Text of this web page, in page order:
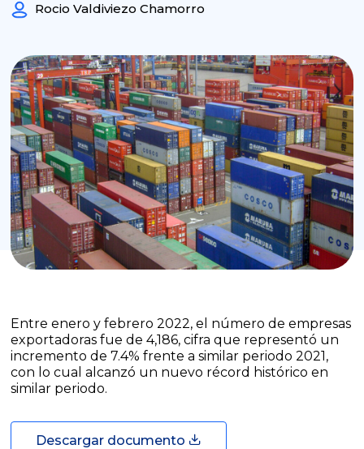
Rocio Valdiviezo Chamorro
Entre enero y febrero 2022, el número de empresas
exportadoras fue de 4,186, cifra que representó un
incremento de 7.4% frente a similar periodo 2021,
con lo cual alcanzó un nuevo récord histórico en
similar periodo.
Descargar documento